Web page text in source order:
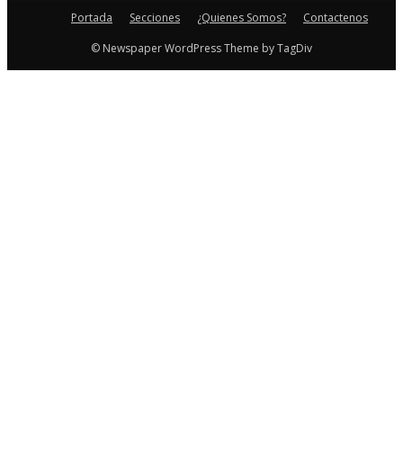
Portada Secciones ¿Quienes Somos?
Contactenos
© Newspaper WordPress Theme by TagDiv